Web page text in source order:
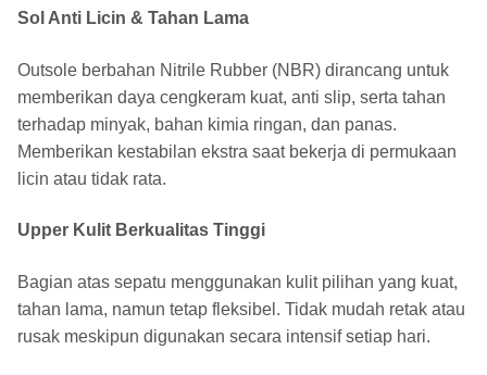
Sol Anti Licin & Tahan Lama
Outsole berbahan Nitrile Rubber (NBR) dirancang untuk
memberikan daya cengkeram kuat, anti slip, serta tahan
terhadap minyak, bahan kimia ringan, dan panas.
Memberikan kestabilan ekstra saat bekerja di permukaan
licin atau tidak rata.
Upper Kulit Berkualitas Tinggi
Bagian atas sepatu menggunakan kulit pilihan yang kuat,
tahan lama, namun tetap fleksibel. Tidak mudah retak atau
rusak meskipun digunakan secara intensif setiap hari.